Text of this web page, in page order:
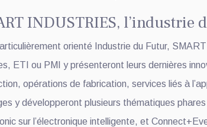
INDUSTRIES, l’industrie
orienté Industrie du Futur,
ETI ou PMI y présenteront leurs dernières
opérations de fabrication, services liés à
y développeront plusieurs thématiques
sur l’électronique intelligente, et